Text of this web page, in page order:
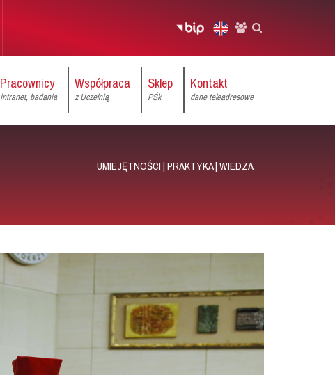
Pracownicy
intranet, badania
Współpraca
z Uczelnią
Sklep
PŚk
Kontakt
dane teleadresowe
UMIEJĘTNOŚCI | PRAKTYKA | WIEDZA